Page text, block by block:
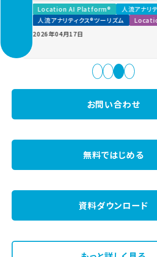
Location AI Platform®
人流アナリティ
人流アナリティクス®ツーリズム
Location
2026年04月17日
お問い合わせ
無料ではじめる
資料ダウンロード